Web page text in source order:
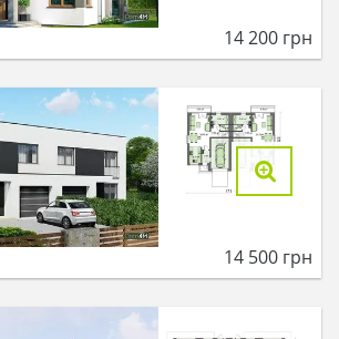
14 200 грн
14 500 грн